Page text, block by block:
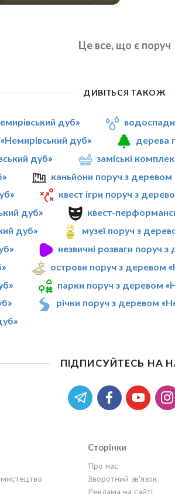
Це все, що є поруч
ДИВІТЬСЯ ТАКОЖ
дуб»
дуб»
дерева
дуб»
заміські
каньйони поруч з деревом
квест ігри поруч з
дуб»
квест-
дуб»
музеї поруч з
незвичні розваги поруч
острови поруч з деревом
парки поруч з деревом
річки поруч з деревом
ПІДПИСУЙТЕСЬ НА
Сторінки
Про нас
Зворотний зв'язок
Реклама на сайті